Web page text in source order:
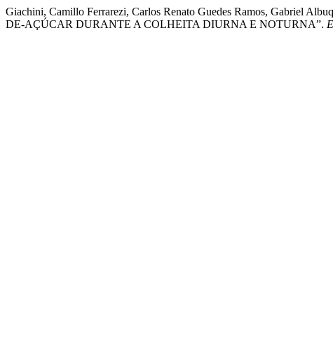
Giachini, Camillo Ferrarezi, Carlos Renato Guedes Ramos, Gabriel
DE-AÇÚCAR DURANTE A COLHEITA DIURNA E NOTURNA”.